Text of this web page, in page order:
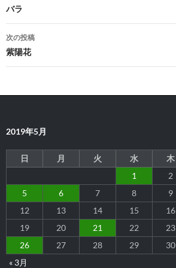
稿
ナ
ビ
ゲ
ー
ョ
バラ
次の投稿
紫陽花
2019年5月
日 月 火 水 木
1
2
5
6 7 8 9
12
13 14 15 16
19
20 21 22 23
26
27 28 29 30
« 3月